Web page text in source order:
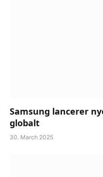
Samsung lancerer
globalt
30. March 2025